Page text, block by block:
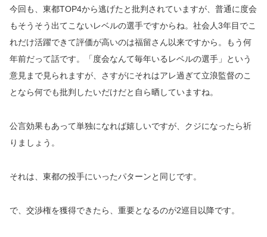
今回も、東都TOP4から逃げたと批判されていますが、普通に度会
もそうそう出てこないレベルの選手ですからね。社会人3年目でこ
れだけ活躍できて評価が高いのは福留さん以来ですから。もう何
年前だって話です。「度会なんて毎年いるレベルの選手」という
意見まで見られますが、さすがにそれはアレ過ぎて立浪監督のこ
となら何でも批判したいだけだと自ら晒していますね。
公言効果もあって単独になれば嬉しいですが、クジになったら祈
りましょう。
それは、東都の投手にいったパターンと同じです。
で、交渉権を獲得できたら、重要となるのが2巡目以降です。